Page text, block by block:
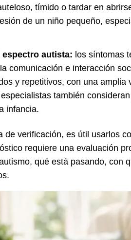
tímido o tardar en
de un niño pequeño,
autista: los síntomas
comunicación e interacción
y repetitivos, con una amplia
también
infancia.
verificación, es útil usarlos
requiere una evaluación
qué está pasando, con